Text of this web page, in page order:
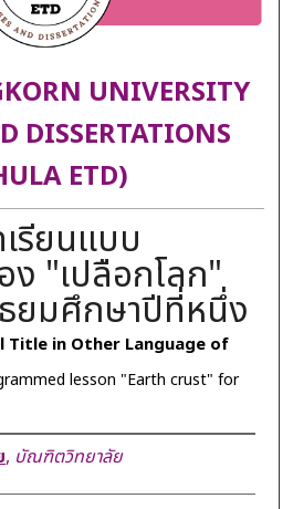
UNIVERSITY
DISSERTATIONS
ETD)
รียนแบบ
ง "เปลือกโลก"
ยมศึกษาปีที่หนึ่ง
Title in Other Language of
lesson "Earth crust" for
, บัณฑิตวิทยาลัย